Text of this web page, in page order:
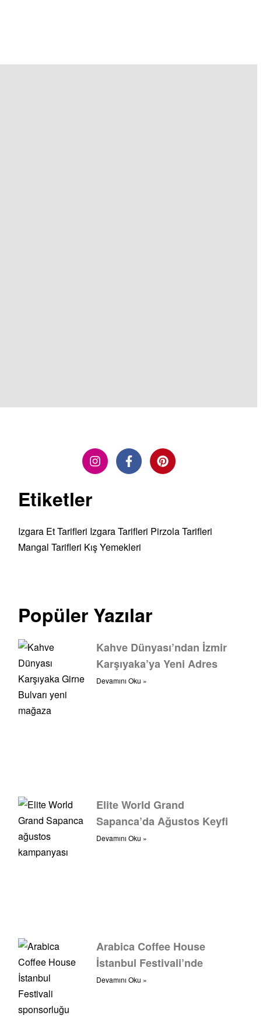
Etiketler
Izgara Et Tarifleri Izgara Tarifleri Pirzola Tarifleri
Mangal Tarifleri Kış Yemekleri
Popüler Yazılar
Kahve Dünyası’ndan İzmir
Karşıyaka’ya Yeni Adres
Devamını Oku »
Elite World Grand
Sapanca’da Ağustos Keyfi
Devamını Oku »
Arabica Coffee House
İstanbul Festivali’nde
Devamını Oku »